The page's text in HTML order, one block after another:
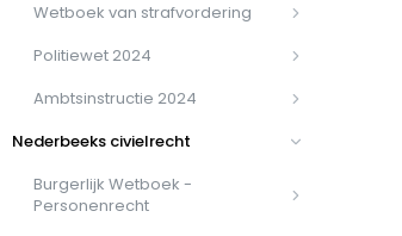
Wetboek van strafvordering
Politiewet 2024
Ambtsinstructie 2024
Nederbeeks civielrecht
Burgerlijk Wetboek -
Personenrecht